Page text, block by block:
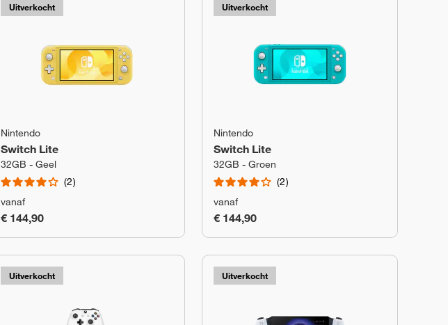
Uitverkocht
Nintendo
Switch Lite
32GB - Geel
2
vanaf
€ 144,90
Uitverkocht
Nintendo
Switch Lite
32GB - Groen
2
vanaf
€ 144,90
Uitverkocht Uitverkocht